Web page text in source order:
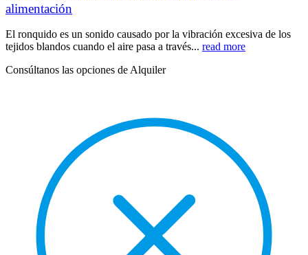
alimentación
El ronquido es un sonido causado por la vibración excesiva de los
tejidos blandos cuando el aire pasa a través... read more
Consúltanos las opciones de Alquiler